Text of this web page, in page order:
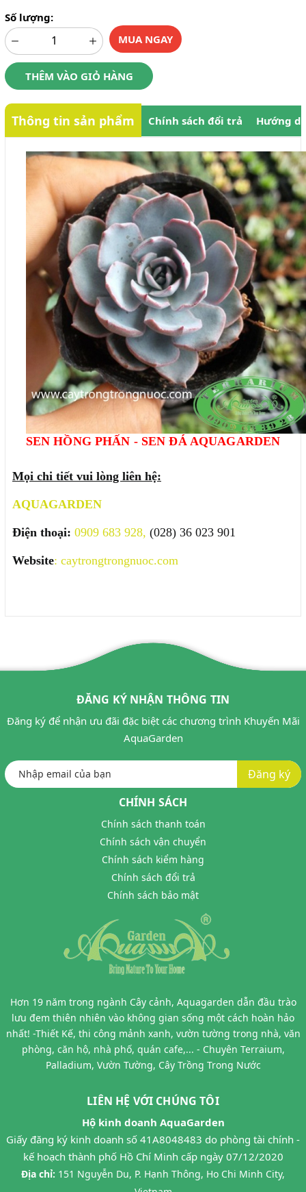
Số lượng:
MUA NGAY
THÊM VÀO GIỎ HÀNG
Thông tin sản phẩm Chính sách đổi trả Hướng
SEN HỒNG PHẤN - SEN ĐÁ AQUAGARDEN
Mọi chi tiết vui lòng liên hệ:
AQUAGARDEN
Điện thoại: 0909 683 928, (028) 36 023 901
Website: caytrongtrongnuoc.com
ĐĂNG KÝ NHẬN THÔNG TIN
Đăng ký để nhận ưu đãi đặc biệt các chương trình Khuyến Mãi
AquaGarden
Đăng ký
CHÍNH SÁCH
Chính sách thanh toán
Chính sách vận chuyển
Chính sách kiểm hàng
Chính sách đổi trả
Chính sách bảo mật
Hơn 19 năm trong ngành Cây cảnh, Aquagarden dẫn đầu trào
lưu đem thiên nhiên vào không gian sống một cách hoàn hảo
nhất! -Thiết Kế, thi công mảnh xanh, vườn tường trong nhà, văn
phòng, căn hộ, nhà phố, quán cafe,... - Chuyên Terraium,
Palladium, Vườn Tường, Cây Trồng Trong Nước
LIÊN HỆ VỚI CHÚNG TÔI
Hộ kinh doanh AquaGarden
Giấy đăng ký kinh doanh số 41A8048483 do phòng tài chính -
kế hoạch thành phố Hồ Chí Minh cấp ngày 07/12/2020
Địa chỉ: 151 Nguyễn Du, P. Hạnh Thông, Ho Chi Minh City,